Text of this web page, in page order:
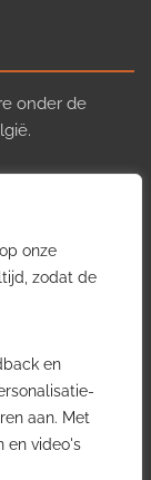
onze
zodat de
en
aan. Met
en video's
onder de
uw inbox.